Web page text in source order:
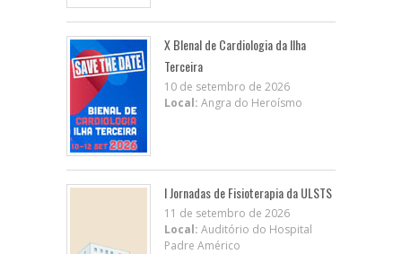
X BIenal de Cardiologia da Ilha
Terceira
10 de setembro de 2026
Local: Angra do Heroísmo
I Jornadas de Fisioterapia da ULSTS
11 de setembro de 2026
Local: Auditório do Hospital
Padre Américo